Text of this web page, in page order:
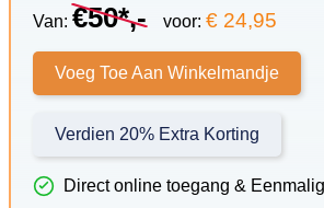
Van: €50*,- voor: € 24,95
Voeg Toe Aan Winkelmandje
Verdien 20% Extra Korting
Direct online toegang &